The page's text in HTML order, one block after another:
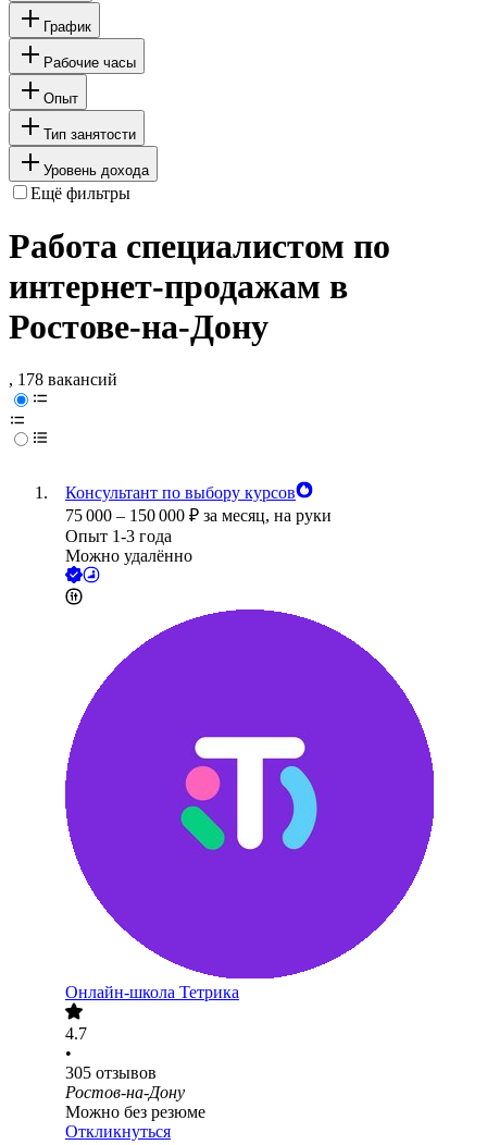
График
Рабочие часы
Опыт
Тип занятости
Уровень дохода
Ещё фильтры
Работа специалистом по
интернет-продажам в
Ростове-на-Дону
, 178 вакансий
Консультант по выбору курсов
75 000 – 150 000 ₽ за месяц, на руки
Опыт 1-3 года
Можно удалённо
Онлайн-школа Тетрика
4.7
•
305 отзывов
Ростов-на-Дону
Можно без резюме
Откликнуться